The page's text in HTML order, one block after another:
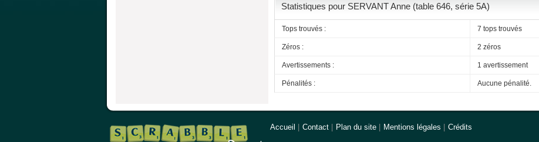
Statistiques pour SERVANT Anne (table 646, série 5A)
Tops trouvés : 7 tops trouvés
Zéros : 2 zéros
Avertissements : 1 avertissement
Pénalités : Aucune pénalité.
Accueil Contact Plan du site Mentions légales Crédits